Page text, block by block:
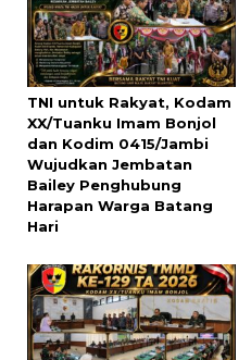
TNI untuk Rakyat, Kodam
XX/Tuanku Imam Bonjol
dan Kodim 0415/Jambi
Wujudkan Jembatan
Bailey Penghubung
Harapan Warga Batang
Hari